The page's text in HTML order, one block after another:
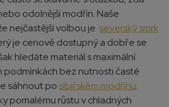
odolnější modřín. Naše
nejčastější volbou je severský smrk
je cenově dostupný a dobře se
hledáte materiál s maximální
podmínkách bez nutnosti časté
sáhnout po sibiřském modřínu.
pomalému růstu v chladných